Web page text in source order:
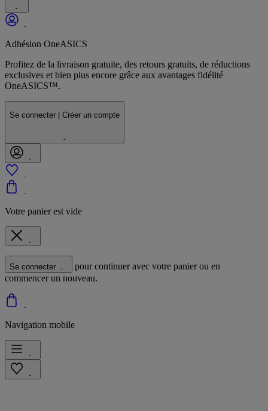
Adhésion OneASICS
Profitez de la livraison gratuite, des retours gratuits, de réductions
exclusives et bien plus encore grâce aux avantages fidélité
OneASICS™.
Se connecter | Créer un compte
Votre panier est vide
Se connecter
pour continuer avec votre panier ou en
commencer un nouveau.
Navigation mobile